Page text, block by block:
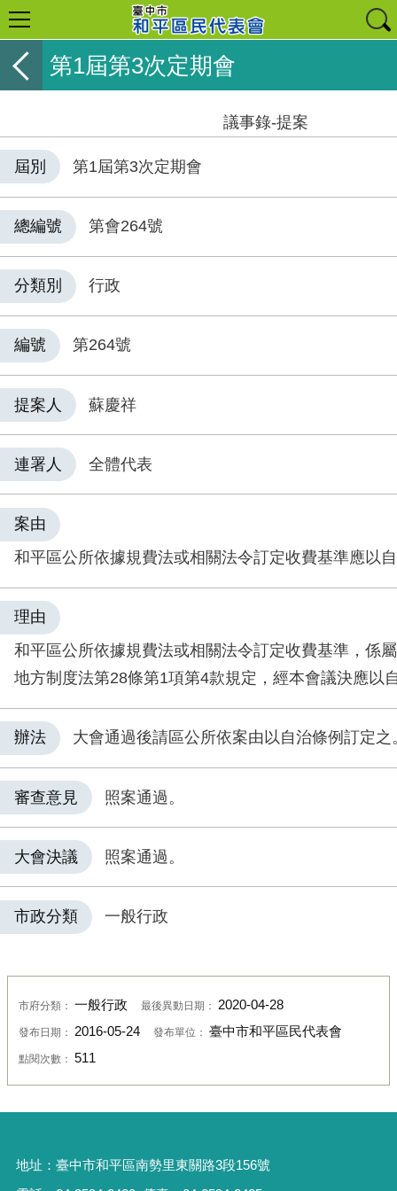
第1屆第3次定期會
議事錄-提案
屆別 第1屆第3次定期會
總編號 第會264號
分類別 行政
編號 第264號
提案人 蘇慶祥
連署人 全體代表
案由
和平區公所依據規費法或相關法令訂定收費基準應以
理由
和平區公所依據規費法或相關法令訂定收費基準，係
地方制度法第28條第1項第4款規定，經本會議決應以
辦法 大會通過後請區公所依案由以自治條例訂定之
審查意見 照案通過。
大會決議 照案通過。
市政分類 一般行政
市府分類： 一般行政 最後異動日期： 2020-04-28
發布日期： 2016-05-24 發布單位： 臺中市和平區民代表會
點閱次數： 511
地址： 臺中市和平區南勢里東關路3段156號